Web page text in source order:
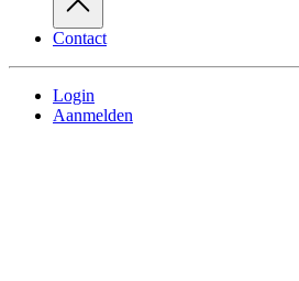
Contact
Login
Aanmelden